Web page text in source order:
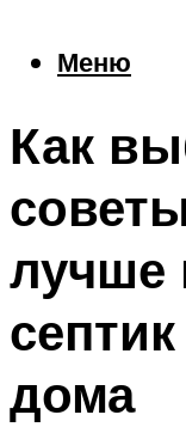
Меню
Как
лучше
дома